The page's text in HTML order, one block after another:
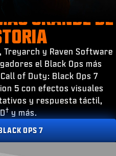
GRANDE DE
Treyarch y Raven Software
el Black Ops más
of Duty: Black Ops 7
5 con efectos visuales
y respuesta táctil,
†y más.
OPS 7